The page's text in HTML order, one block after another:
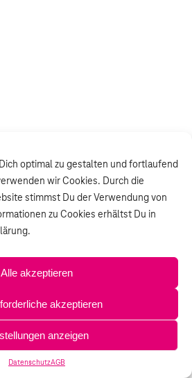
optimal zu gestalten und fortlaufend
wir Cookies. Durch die
stimmst Du der Verwendung von
zu Cookies erhältst Du in
Alle akzeptieren
akzeptieren
anzeigen
DatenschutzAGB